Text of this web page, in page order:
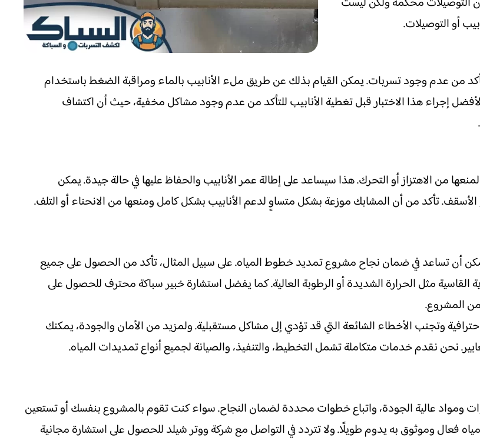
أو التوصيلات.
من عدم وجود تسربات. يمكن القيام بذلك عن طريق ملء الأنابيب بالماء ومراقبة الضغط باستخدام
إجراء هذا الاختبار قبل تغطية الأنابيب للتأكد من عدم وجود مشاكل مخفية، حيث أن اكتشاف
من الاهتزاز أو التحرك. هذا سيساعد على إطالة عمر الأنابيب والحفاظ عليها في حالة جيدة. يمكن
الأسقف. تأكد من أن المشابك موزعة بشكل متساوٍ لدعم الأنابيب بشكل كامل ومنعها من الانحناء أو التلف.
أن تساعد في ضمان نجاح مشروع تمديد خطوط المياه. على سبيل المثال، تأكد من الحصول على جميع
القاسية مثل الحرارة الشديدة أو الرطوبة العالية. كما يفضل استشارة خبير سباكة محترف للحصول على
المشروع.
وتجنب الأخطاء الشائعة التي قد تؤدي إلى مشاكل مستقبلية. ولمزيد من الأمان والجودة، يمكنك
نحن نقدم خدمات متكاملة تشمل التخطيط، والتنفيذ، والصيانة لجميع أنواع تمديدات المياه.
ومواد عالية الجودة، واتباع خطوات محددة لضمان النجاح. سواء كنت تقوم بالمشروع بنفسك أو تستعين
فعال وموثوق به يدوم طويلًا. ولا تتردد في التواصل مع شركة ووتر شيلد للحصول على استشارة مجانية